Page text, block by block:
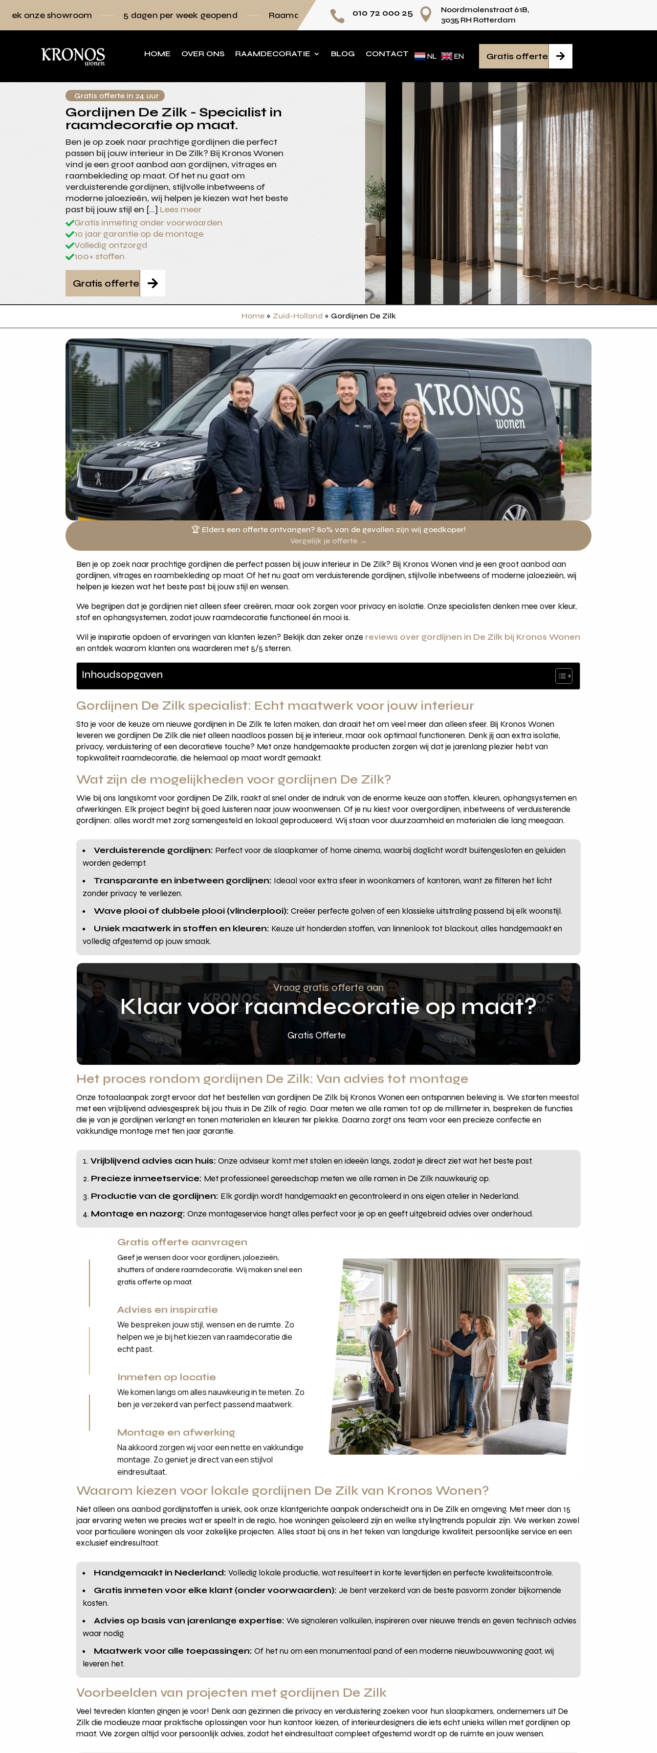
5 dagen per week geopend Raamdecoratie volledig op maat Persoonlijk advies voor iedere ruimte
 010 72 000 25 
Noordmolenstraat 61B,
3035 RH Rotterdam
HOME OVER ONS RAAMDECORATIE BLOG CONTACT NL EN 
Gratis offerte
Gratis offerte in 24 uur
Gordijnen De Zilk - Specialist in
raamdecoratie op maat.
Ben je op zoek naar prachtige gordijnen die perfect
passen bij jouw interieur in De Zilk? Bij Kronos Wonen
vind je een groot aanbod aan gordijnen, vitrages en
raambekleding op maat. Of het nu gaat om
verduisterende gordijnen, stijlvolle inbetweens of
moderne jaloezieën, wij helpen je kiezen wat het beste
past bij jouw stijl en […] Lees meer
Gratis inmeting onder voorwaarden
10 jaar garantie op de montage
Volledig ontzorgd
100+ stoffen

Gratis offerte
Home » Zuid-Holland » Gordijnen De Zilk
🏆 Elders een offerte ontvangen? 80% van de gevallen zijn wij goedkoper!
Vergelijk je offerte →
Ben je op zoek naar prachtige gordijnen die perfect passen bij jouw interieur in De Zilk? Bij Kronos Wonen vind je een groot aanbod aan
gordijnen, vitrages en raambekleding op maat. Of het nu gaat om verduisterende gordijnen, stijlvolle inbetweens of moderne jaloezieën, wij
helpen je kiezen wat het beste past bij jouw stijl en wensen.
We begrijpen dat je gordijnen niet alleen sfeer creëren, maar ook zorgen voor privacy en isolatie. Onze specialisten denken mee over kleur,
stof en ophangsystemen, zodat jouw raamdecoratie functioneel én mooi is.
Wil je inspiratie opdoen of ervaringen van klanten lezen? Bekijk dan zeker onze reviews over gordijnen in De Zilk bij Kronos Wonen
en ontdek waarom klanten ons waarderen met 5/5 sterren.
Inhoudsopgaven
Gordijnen De Zilk specialist: Echt maatwerk voor jouw interieur
Sta je voor de keuze om nieuwe gordijnen in De Zilk te laten maken, dan draait het om veel meer dan alleen sfeer. Bij Kronos Wonen
leveren we gordijnen De Zilk die niet alleen naadloos passen bij je interieur, maar ook optimaal functioneren. Denk jij aan extra isolatie,
privacy, verduistering of een decoratieve touche? Met onze handgemaakte producten zorgen wij dat je jarenlang plezier hebt van
topkwaliteit raamdecoratie, die helemaal op maat wordt gemaakt.
Wat zijn de mogelijkheden voor gordijnen De Zilk?
Wie bij ons langskomt voor gordijnen De Zilk, raakt al snel onder de indruk van de enorme keuze aan stoffen, kleuren, ophangsystemen en
afwerkingen. Elk project begint bij goed luisteren naar jouw woonwensen. Of je nu kiest voor overgordijnen, inbetweens of verduisterende
gordijnen: alles wordt met zorg samengesteld en lokaal geproduceerd. Wij staan voor duurzaamheid en materialen die lang meegaan.
Verduisterende gordijnen: Perfect voor de slaapkamer of home cinema, waarbij daglicht wordt buitengesloten en geluiden
worden gedempt.
Transparante en inbetween gordijnen: Ideaal voor extra sfeer in woonkamers of kantoren, want ze filteren het licht
zonder privacy te verliezen.
Wave plooi of dubbele plooi (vlinderplooi): Creëer perfecte golven of een klassieke uitstraling passend bij elk woonstijl.
Uniek maatwerk in stoffen en kleuren: Keuze uit honderden stoffen, van linnenlook tot blackout, alles handgemaakt en
volledig afgestemd op jouw smaak.
Vraag gratis offerte aan
Klaar voor raamdecoratie op maat?
Gratis Offerte
Het proces rondom gordijnen De Zilk: Van advies tot montage
Onze totaalaanpak zorgt ervoor dat het bestellen van gordijnen De Zilk bij Kronos Wonen een ontspannen beleving is. We starten meestal
met een vrijblijvend adviesgesprek bij jou thuis in De Zilk of regio. Daar meten we alle ramen tot op de millimeter in, bespreken de functies
die je van je gordijnen verlangt en tonen materialen en kleuren ter plekke. Daarna zorgt ons team voor een precieze confectie en
vakkundige montage met tien jaar garantie.
Vrijblijvend advies aan huis: Onze adviseur komt met stalen en ideeën langs, zodat je direct ziet wat het beste past.
Precieze inmeetservice: Met professioneel gereedschap meten we alle ramen in De Zilk nauwkeurig op.
Productie van de gordijnen: Elk gordijn wordt handgemaakt en gecontroleerd in ons eigen atelier in Nederland.
Montage en nazorg: Onze montageservice hangt alles perfect voor je op en geeft uitgebreid advies over onderhoud.
Gratis offerte aanvragen
Geef je wensen door voor gordijnen, jaloezieën,
shutters of andere raamdecoratie. Wij maken snel een
gratis offerte op maat.
Advies en inspiratie
We bespreken jouw stijl, wensen en de ruimte. Zo
helpen we je bij het kiezen van raamdecoratie die
echt past.
Inmeten op locatie
We komen langs om alles nauwkeurig in te meten. Zo
ben je verzekerd van perfect passend maatwerk.
Montage en afwerking
Na akkoord zorgen wij voor een nette en vakkundige
montage. Zo geniet je direct van een stijlvol
eindresultaat.
Waarom kiezen voor lokale gordijnen De Zilk van Kronos Wonen?
Niet alleen ons aanbod gordijnstoffen is uniek, ook onze klantgerichte aanpak onderscheidt ons in De Zilk en omgeving. Met meer dan 15
jaar ervaring weten we precies wat er speelt in de regio, hoe woningen geïsoleerd zijn en welke stylingtrends populair zijn. We werken zowel
voor particuliere woningen als voor zakelijke projecten. Alles staat bij ons in het teken van langdurige kwaliteit, persoonlijke service en een
exclusief eindresultaat.
Handgemaakt in Nederland: Volledig lokale productie, wat resulteert in korte levertijden en perfecte kwaliteitscontrole.
Gratis inmeten voor elke klant (onder voorwaarden): Je bent verzekerd van de beste pasvorm zonder bijkomende
kosten.
Advies op basis van jarenlange expertise: We signaleren valkuilen, inspireren over nieuwe trends en geven technisch advies
waar nodig.
Maatwerk voor alle toepassingen: Of het nu om een monumentaal pand of een moderne nieuwbouwwoning gaat, wij
leveren het.
Voorbeelden van projecten met gordijnen De Zilk
Veel tevreden klanten gingen je voor! Denk aan gezinnen die privacy en verduistering zoeken voor hun slaapkamers, ondernemers uit De
Zilk die modieuze maar praktische oplossingen voor hun kantoor kiezen, of interieurdesigners die iets echt unieks willen met gordijnen op
maat. We zorgen altijd voor persoonlijk advies, zodat het eindresultaat compleet afgestemd wordt op de ruimte en jouw wensen.